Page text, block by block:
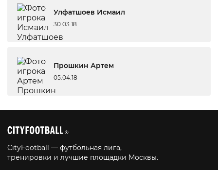
Улфатшоев Исмаил
30.03.18
Прошкин Артем
05.04.18
CityFootball — футбольная лига,
тренировки и лучшие площадки Москвы.